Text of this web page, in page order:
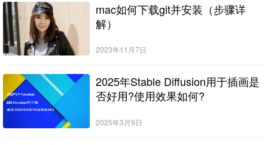
mac如何下载git并安装（步骤详
解）
2023年11月7日
2025年Stable Diffusion用于插画是
否好用?使用效果如何?
2025年3月9日